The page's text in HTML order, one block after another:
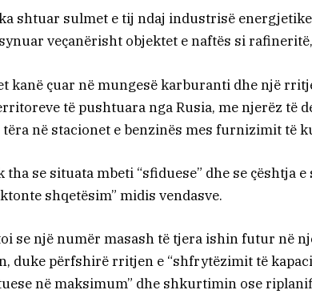
shtuar sulmet e tij ndaj industrisë
veçanërisht objektet e naftës si
kanë çuar në mungesë karburanti dhe një
të pushtuara nga Rusia, me njerëz të
tëra në stacionet e benzinës mes furnizimit të
tha se situata mbeti “sfiduese” dhe se çështja
shqetësim” midis vendasve.
se një numër masash të tjera ishin futur në
duke përfshirë rritjen e “shfrytëzimit të
në maksimum” dhe shkurtimin ose